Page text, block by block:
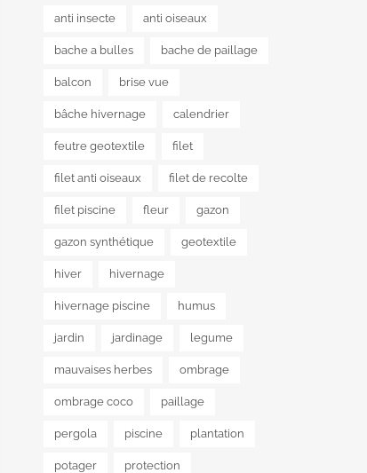
anti insecte anti oiseaux
bache a bulles bache de paillage
balcon brise vue
bâche hivernage calendrier
feutre geotextile filet
filet anti oiseaux filet de recolte
filet piscine fleur gazon
gazon synthétique geotextile
hiver hivernage
hivernage piscine humus
jardin jardinage legume
mauvaises herbes ombrage
ombrage coco paillage
pergola piscine plantation
potager protection